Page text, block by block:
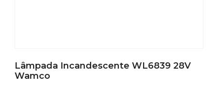
Lâmpada Incandescente WL6839 28V
Wamco